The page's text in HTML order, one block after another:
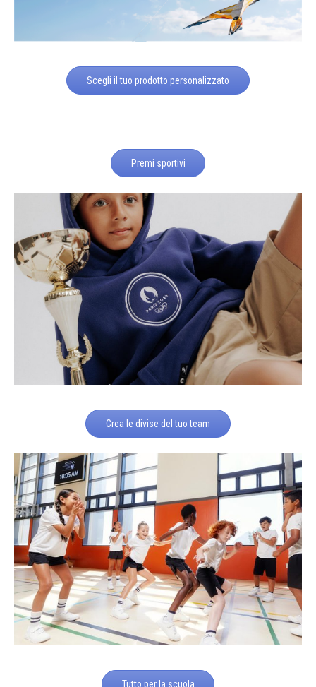
Scegli il tuo prodotto personalizzato
Premi sportivi
Crea le divise del tuo team
Tutto per la scuola